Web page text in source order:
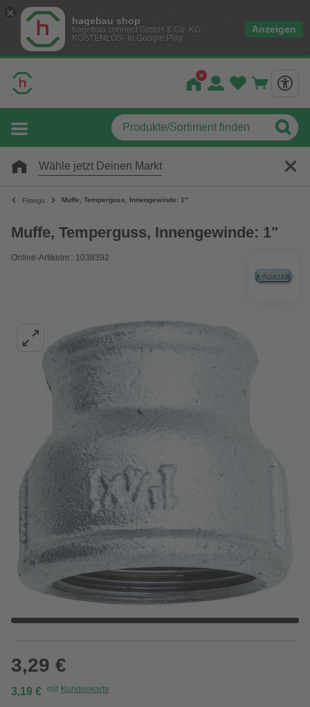
hagebau shop
hagebau connect GmbH & Co. KG
KOSTENLOS- In Google Play
Anzeigen
Wähle jetzt Deinen Markt
Fittings Muffe, Temperguss, Innengewinde: 1"
Muffe, Temperguss, Innengewinde: 1"
Online-Artikelnr.: 1038392
3,29 €
3,19 € mit Kundenkarte